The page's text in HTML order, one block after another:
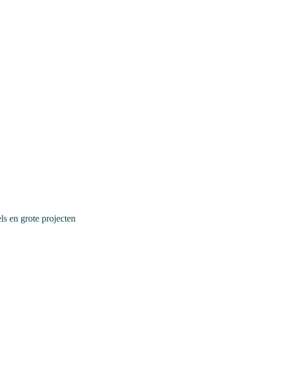
en grote projecten